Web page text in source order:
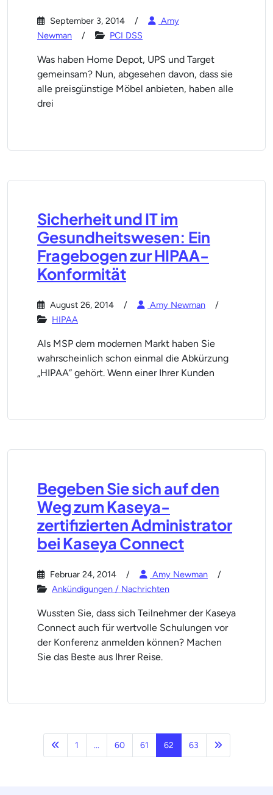
September 3, 2014
Amy
Newman
PCI DSS
Was haben Home Depot, UPS und Target
gemeinsam? Nun, abgesehen davon, dass sie
alle preisgünstige Möbel anbieten, haben alle
drei
Sicherheit und IT im
Gesundheitswesen: Ein
Fragebogen zur HIPAA-
Konformität
August 26, 2014
Amy Newman
HIPAA
Als MSP dem modernen Markt haben Sie
wahrscheinlich schon einmal die Abkürzung
„HIPAA” gehört. Wenn einer Ihrer Kunden
Begeben Sie sich auf den
Weg zum Kaseya-
zertifizierten Administrator
bei Kaseya Connect
Februar 24, 2014
Amy Newman
Ankündigungen / Nachrichten
Wussten Sie, dass sich Teilnehmer der Kaseya
Connect auch für wertvolle Schulungen vor
der Konferenz anmelden können? Machen
Sie das Beste aus Ihrer Reise.
Vorherige
1 ... 60 61 62 63 Nächste